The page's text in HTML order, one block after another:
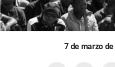
7 de marzo